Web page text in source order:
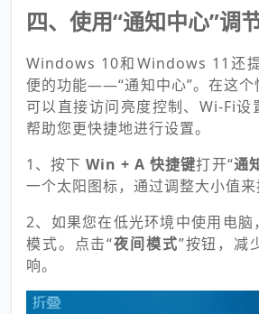
四、使用“通知中心”调
Windows 10和Windows 11还
便的功能——“通知中心”。在这个
可以直接访问亮度控制、Wi-Fi设
帮助您更快捷地进行设置。
1、按下Win + A 快捷键打开“通
一个太阳图标，通过调整大小值来
2、如果您在低光环境中使用电脑
模式。点击“夜间模式”按钮，减
响。